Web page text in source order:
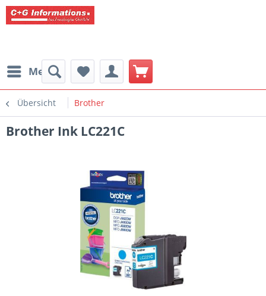
Menü
Übersicht Brother
Brother Ink LC221C